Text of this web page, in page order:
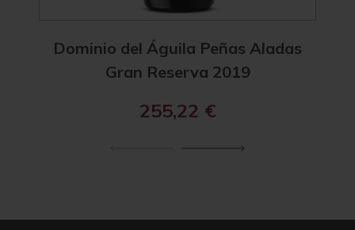
Dominio del Águila Peñas Aladas
Gran Reserva 2019
255,22 €